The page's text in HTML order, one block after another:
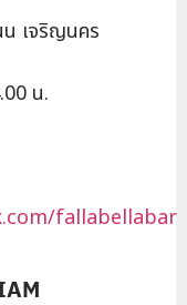
เจริญนคร
น.
fallabellabar